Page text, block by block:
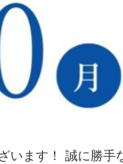
います！ 誠に勝